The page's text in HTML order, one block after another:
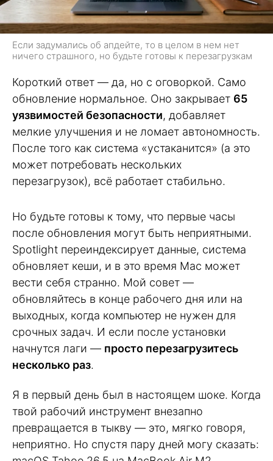
Если задумались об апдейте, то в целом в нем нет
ничего страшного, но будьте готовы к перезагрузкам
Короткий ответ — да, но с оговоркой. Само
обновление нормальное. Оно закрывает 65
уязвимостей безопасности, добавляет
мелкие улучшения и не ломает автономность.
После того как система «устаканится» (а это
может потребовать нескольких
перезагрузок), всё работает стабильно.
Но будьте готовы к тому, что первые часы
после обновления могут быть неприятными.
Spotlight переиндексирует данные, система
обновляет кеши, и в это время Mac может
вести себя странно. Мой совет —
обновляйтесь в конце рабочего дня или на
выходных, когда компьютер не нужен для
срочных задач. И если после установки
начнутся лаги — просто перезагрузитесь
несколько раз.
Я в первый день был в настоящем шоке. Когда
твой рабочий инструмент внезапно
превращается в тыкву — это, мягко говоря,
неприятно. Но спустя пару дней могу сказать: